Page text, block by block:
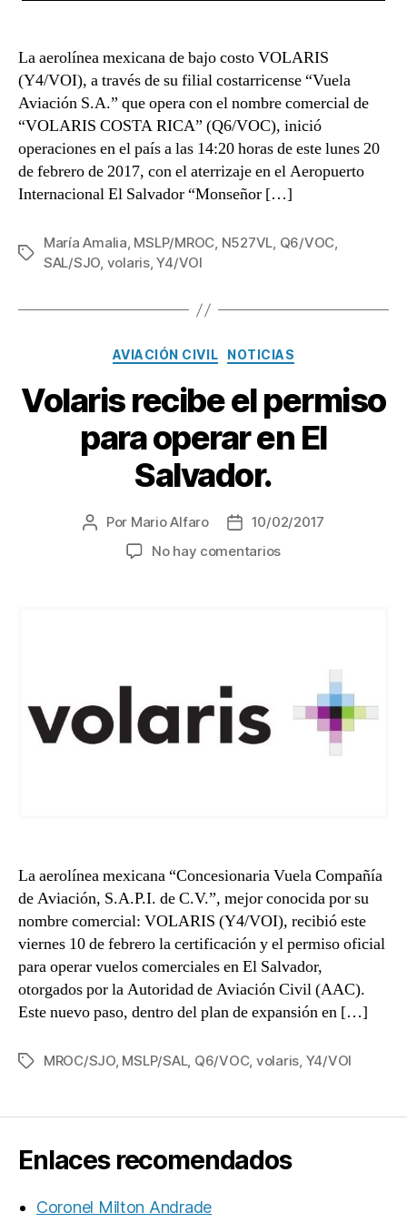
La aerolínea mexicana de bajo costo VOLARIS
(Y4/VOI), a través de su filial costarricense “Vuela
Aviación S.A.” que opera con el nombre comercial de
“VOLARIS COSTA RICA” (Q6/VOC), inició
operaciones en el país a las 14:20 horas de este lunes 20
de febrero de 2017, con el aterrizaje en el Aeropuerto
Internacional El Salvador “Monseñor […]
Etiquetas
María Amalia, MSLP/MROC, N527VL, Q6/VOC,
SAL/SJO, volaris,Y4/VOI
Categorías
AVIACIÓN CIVIL NOTICIAS
Volaris recibe el permiso
para operar en El
Salvador.
Autor
Por Mario Alfaro
Fecha10/02/2017
No hay comentariosen
Salvador.
La aerolínea mexicana “Concesionaria Vuela Compañía
de Aviación, S.A.P.I. de C.V.”, mejor conocida por su
nombre comercial: VOLARIS (Y4/VOI), recibió este
viernes 10 de febrero la certificación y el permiso oficial
para operar vuelos comerciales en El Salvador,
otorgados por la Autoridad de Aviación Civil (AAC).
Este nuevo paso, dentro del plan de expansión en […]
Etiquetas
MROC/SJO, MSLP/SAL, Q6/VOC, volaris Y4/VOI
Enlaces recomendados
Coronel Milton Andrade